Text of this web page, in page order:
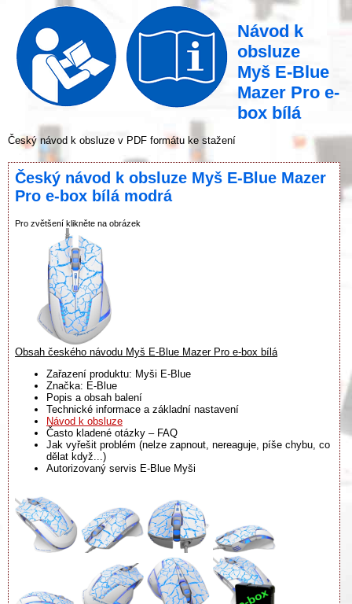
Návod k
obsluze
Myš E-Blue
Mazer Pro e-
box bílá
Český návod k obsluze v PDF formátu ke stažení
Český návod k obsluze Myš E-Blue Mazer
Pro e-box bílá modrá
Pro zvětšení klikněte na obrázek
Obsah českého návodu Myš E-Blue Mazer Pro e-box bílá
Zařazení produktu: Myši E-Blue
Značka: E-Blue
Popis a obsah balení
Technické informace a základní nastavení
Návod k obsluze
Často kladené otázky – FAQ
Jak vyřešit problém (nelze zapnout, nereaguje, píše chybu, co
dělat když...)
Autorizovaný servis E-Blue Myši